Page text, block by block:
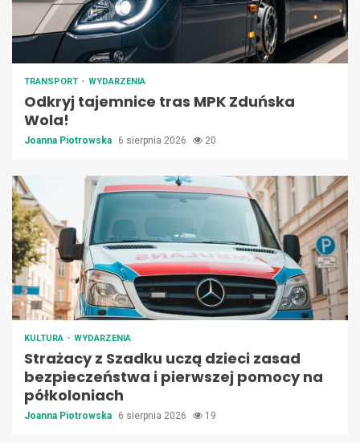
TRANSPORT WYDARZENIA
Odkryj tajemnice tras MPK Zduńska
Wola!
Joanna Piotrowska 6 sierpnia 2026 20
KULTURA WYDARZENIA
Strażacy z Szadku uczą dzieci zasad
bezpieczeństwa i pierwszej pomocy na
półkoloniach
Joanna Piotrowska 6 sierpnia 2026 19